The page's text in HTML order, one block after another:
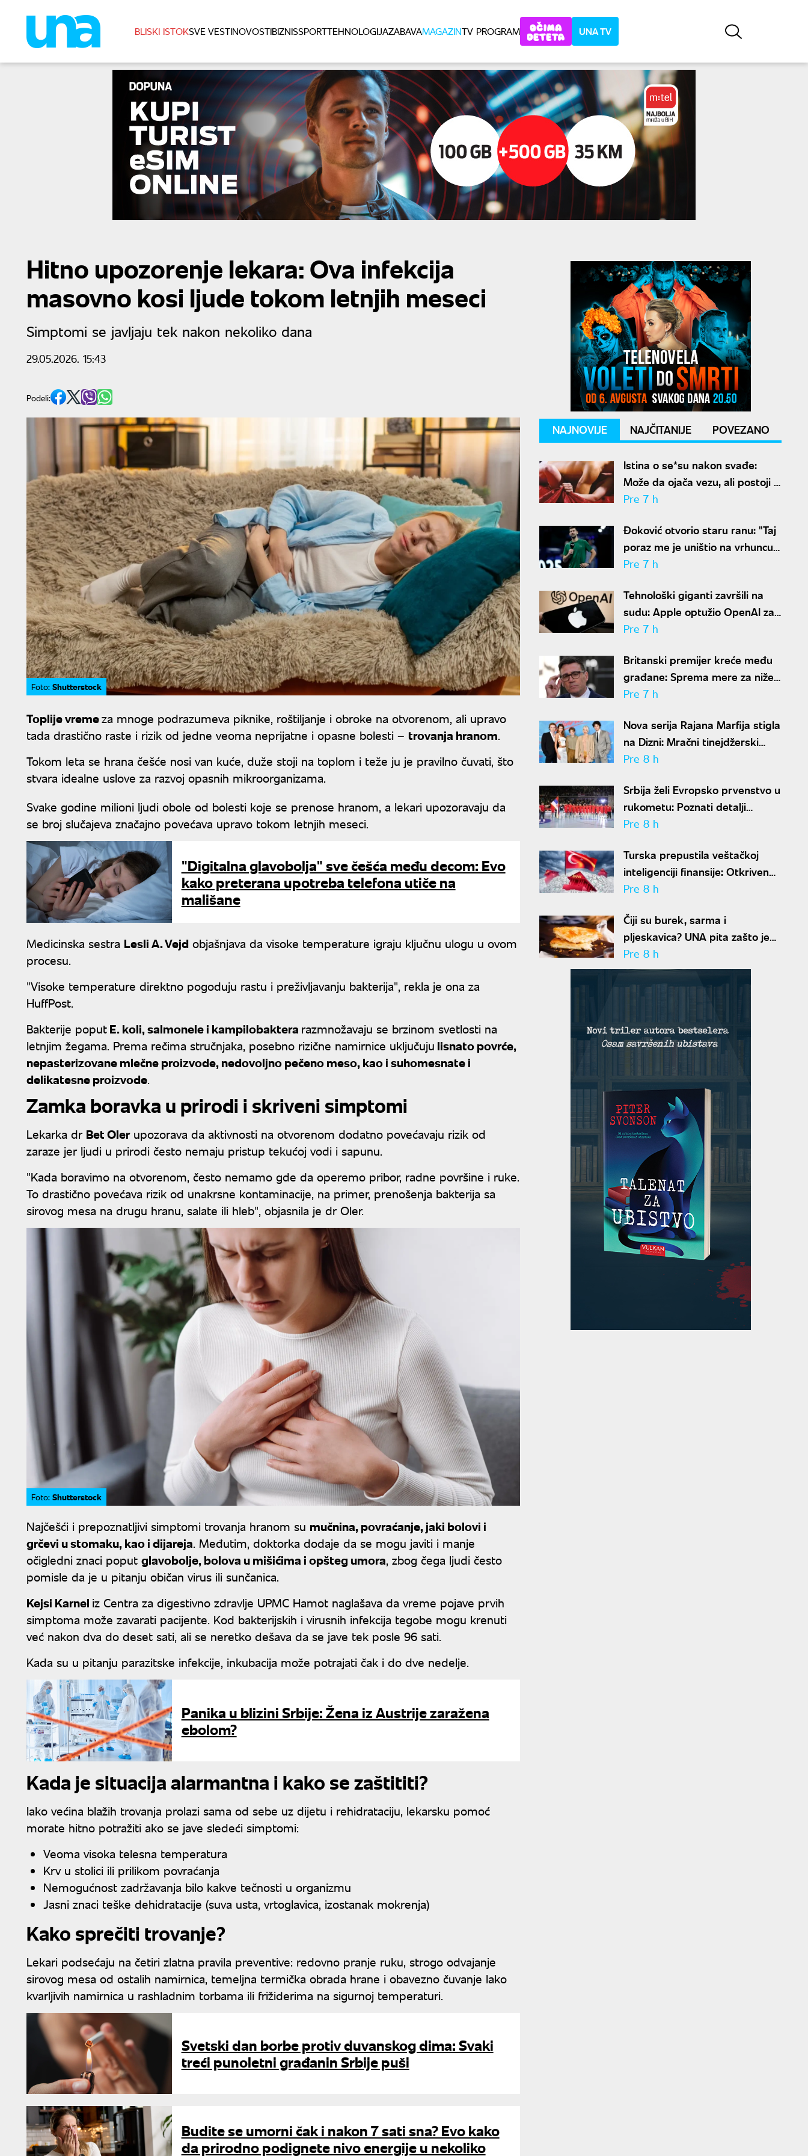
BLISKI ISTOKSVE VESTINOVOSTIBIZNISSPORTTEHNOLOGIJAZABAVAMAGAZINTV PROGRAM UNA TV
Hitno upozorenje lekara: Ova infekcija
masovno kosi ljude tokom letnjih meseci
Simptomi se javljaju tek nakon nekoliko dana
29.05.2026. 15:43
Podeli:
Foto: Shutterstock
Toplije vremeza mnoge podrazumeva piknike, roštiljanje i obroke na otvorenom, ali upravo
tada drastično raste i rizik od jedne veoma neprijatne i opasne bolesti – trovanja hranom.
Tokom leta se hrana češće nosi van kuće, duže stoji na toplom i teže ju je pravilno čuvati, što
stvara idealne uslove za razvoj opasnih mikroorganizama.
Svake godine milioni ljudi obole od bolesti koje se prenose hranom, a lekari upozoravaju da
se broj slučajeva značajno povećava upravo tokom letnjih meseci.
"Digitalna glavobolja" sve češća među decom: Evo
kako preterana upotreba telefona utiče na
mališane
Medicinska sestra Lesli A. Vejd objašnjava da visoke temperature igraju ključnu ulogu u ovom
procesu.
"Visoke temperature direktno pogoduju rastu i preživljavanju bakterija", rekla je ona za
HuffPost.
Bakterije poputE. koli, salmonele i kampilobaktera razmnožavaju se brzinom svetlosti na
letnjim žegama. Prema rečima stručnjaka, posebno rizične namirnice uključuju lisnato povrće,
nepasterizovane mlečne proizvode, nedovoljno pečeno meso, kao i suhomesnate i
delikatesne proizvode.
Zamka boravka u prirodi i skriveni simptomi
Lekarka dr Bet Olerupozorava da aktivnosti na otvorenom dodatno povećavaju rizik od
zaraze jer ljudi u prirodi često nemaju pristup tekućoj vodi i sapunu.
"Kada boravimo na otvorenom, često nemamo gde da operemo pribor, radne površine i ruke.
To drastično povećava rizik od unakrsne kontaminacije, na primer, prenošenja bakterija sa
sirovog mesa na drugu hranu, salate ili hleb", objasnila je dr Oler.
Foto: Shutterstock
Najčešći i prepoznatljivi simptomi trovanja hranom su mučnina, povraćanje, jaki bolovi i
grčevi u stomaku, kao i dijareja. Međutim, doktorka dodaje da se mogu javiti i manje
očigledni znaci poput glavobolje, bolova u mišićima i opšteg umora, zbog čega ljudi često
pomisle da je u pitanju običan virus ili sunčanica.
Kejsi Karnel iz Centra za digestivno zdravlje UPMC Hamot naglašava da vreme pojave prvih
simptoma može zavarati pacijente. Kod bakterijskih i virusnih infekcija tegobe mogu krenuti
već nakon dva do deset sati, ali se neretko dešava da se jave tek posle 96 sati.
Kada su u pitanju parazitske infekcije, inkubacija može potrajati čak i do dve nedelje.
Panika u blizini Srbije: Žena iz Austrije zaražena
ebolom?
Kada je situacija alarmantna i kako se zaštititi?
Iako većina blažih trovanja prolazi sama od sebe uz dijetu i rehidrataciju, lekarsku pomoć
morate hitno potražiti ako se jave sledeći simptomi:
Veoma visoka telesna temperatura
Krv u stolici ili prilikom povraćanja
Nemogućnost zadržavanja bilo kakve tečnosti u organizmu
Jasni znaci teške dehidratacije (suva usta, vrtoglavica, izostanak mokrenja)
Kako sprečiti trovanje?
Lekari podsećaju na četiri zlatna pravila preventive: redovno pranje ruku, strogo odvajanje
sirovog mesa od ostalih namirnica, temeljna termička obrada hrane i obavezno čuvanje lako
kvarljivih namirnica u rashladnim torbama ili frižiderima na sigurnoj temperaturi.
Svetski dan borbe protiv duvanskog dima: Svaki
treći punoletni građanin Srbije puši
Budite se umorni čak i nakon 7 sati sna? Evo kako
da prirodno podignete nivo energije u nekoliko
NAJNOVIJE NAJČITANIJE POVEZANO
Istina o se*su nakon svađe:
Može da ojača vezu, ali postoji i
jedan problem
Pre 7 h
Đoković otvorio staru ranu: "Taj
poraz me je uništio na vrhuncu
karijere"
Pre 7 h
Tehnološki giganti završili na
sudu: Apple optužio OpenAI za
krađu poslovnih tajni
Pre 7 h
Britanski premijer kreće među
građane: Sprema mere za niže
račune i troškove života
Pre 7 h
Nova serija Rajana Marfija stigla
na Dizni: Mračni tinejdžerski
triler privlači veliku pažnju
Pre 8 h
Srbija želi Evropsko prvenstvo u
rukometu: Poznati detalji
kandidature za 2034. godinu
Pre 8 h
Turska prepustila veštačkoj
inteligenciji finansije: Otkriven
rizik veći od 36 miliona evra
Pre 8 h
Čiji su burek, sarma i
pljeskavica? UNA pita zašto je
hrana postala novo balkansko
bojno polje
Pre 8 h